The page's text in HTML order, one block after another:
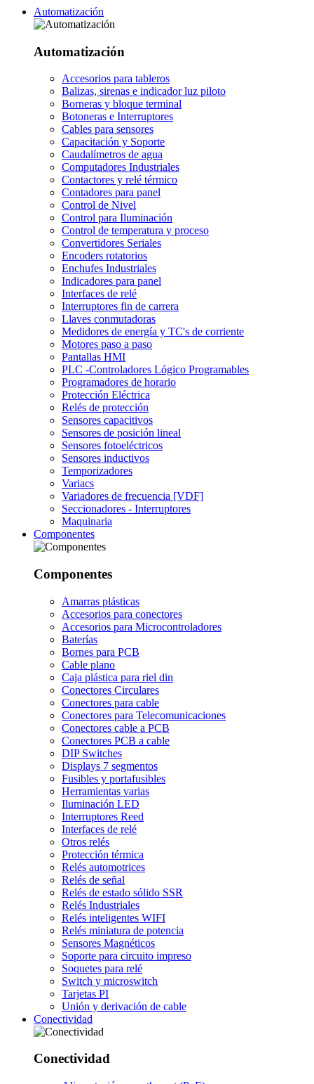
Automatización
Automatización
Accesorios para tableros
Balizas, sirenas e indicador luz piloto
Borneras y bloque terminal
Botoneras e Interruptores
Cables para sensores
Capacitación y Soporte
Caudalímetros de agua
Computadores Industriales
Contactores y relé térmico
Contadores para panel
Control de Nivel
Control para Iluminación
Control de temperatura y proceso
Convertidores Seriales
Encoders rotatorios
Enchufes Industriales
Indicadores para panel
Interfaces de relé
Interruptores fin de carrera
Llaves conmutadoras
Medidores de energía y TC's de corriente
Motores paso a paso
Pantallas HMI
PLC -Controladores Lógico Programables
Programadores de horario
Protección Eléctrica
Relés de protección
Sensores capacitivos
Sensores de posición lineal
Sensores fotoeléctricos
Sensores inductivos
Temporizadores
Variacs
Variadores de frecuencia [VDF]
Seccionadores - Interruptores
Maquinaria
Componentes
Componentes
Amarras plásticas
Accesorios para conectores
Accesorios para Microcontroladores
Baterías
Bornes para PCB
Cable plano
Caja plástica para riel din
Conectores Circulares
Conectores para cable
Conectores para Telecomunicaciones
Conectores cable a PCB
Conectores PCB a cable
DIP Switches
Displays 7 segmentos
Fusibles y portafusibles
Herramientas varias
Iluminación LED
Interruptores Reed
Interfaces de relé
Otros relés
Protección térmica
Relés automotrices
Relés de señal
Relés de estado sólido SSR
Relés Industriales
Relés inteligentes WIFI
Relés miniatura de potencia
Sensores Magnéticos
Soporte para circuito impreso
Soquetes para relé
Switch y microswitch
Tarjetas PI
Unión y derivación de cable
Conectividad
Conectividad